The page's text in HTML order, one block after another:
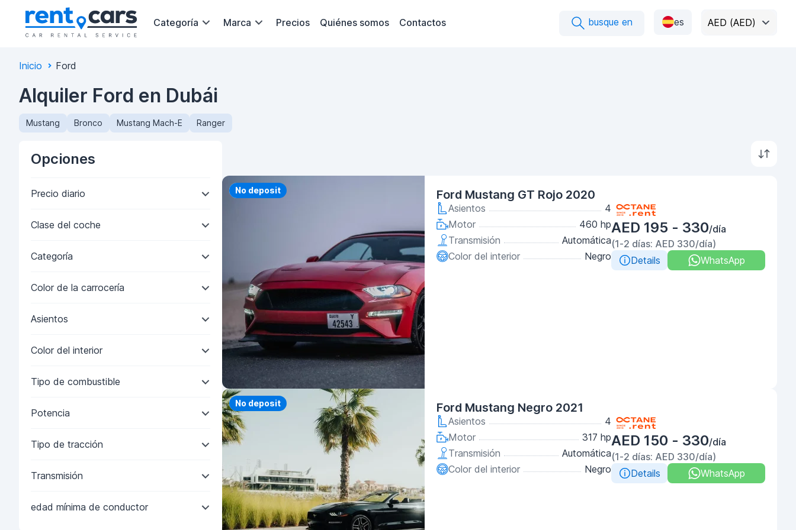
Categoría Marca Precios Quiénes somos Contactos busque en es AED (AED)
Inicio Ford
Alquiler Ford en Dubái
Mustang Bronco Mustang Mach-E Ranger
Opciones
Precio diario
Clase del coche
Categoría
Color de la carrocería
Asientos
Color del interior
Tipo de combustible
Potencia
Tipo de tracción
Transmisión
edad mínima de conductor
Priority
No deposit Ford Mustang GT Rojo 2020
Asientos
4
Motor
460 hp
Transmisión
Automática
Color del interior
Negro
AED 195 - 330/día
(1-2 días: AED 330/día)
Details
WhatsApp
Priority
No deposit Ford Mustang Negro 2021
Asientos
4
Motor
317 hp
Transmisión
Automática
Color del interior
Negro
AED 150 - 330/día
(1-2 días: AED 330/día)
Details
WhatsApp